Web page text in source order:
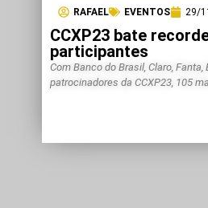
RAFAEL EVENTOS 29/
CCXP23 bate
participantes
Com Banco do Brasil, Claro, Fanta,
patrocinadores da CCXP23, 105